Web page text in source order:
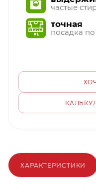
частые
точная
посадка
ХАРАКТЕРИСТИКИ